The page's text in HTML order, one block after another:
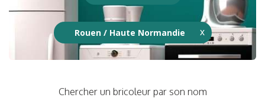
Rouen / Haute Normandie
Chercher un bricoleur par son nom